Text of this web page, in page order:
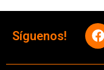
Síguenos!